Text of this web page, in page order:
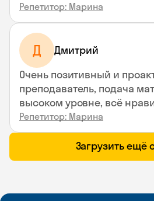
Репетитор: Марина
Д Дмитрий
Очень позитивный и
преподаватель, подача
высоком уровне, всё
Репетитор: Марина
Загрузить ещё